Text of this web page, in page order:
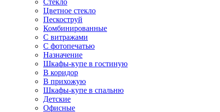
Стекло
Цветное стекло
Пескоструй
Комбинированные
С витражами
С фотопечатью
Назначение
Шкафы-купе в гостиную
В коридор
В прихожую
Шкафы-купе в спальню
Детские
Офисные